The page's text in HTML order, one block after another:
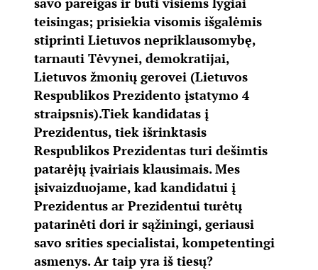
teisingas; prisiekia visomis išgalėmis
stiprinti Lietuvos nepriklausomybę,
tarnauti Tėvynei, demokratijai,
Lietuvos žmonių gerovei (Lietuvos
Respublikos Prezidento įstatymo 4
straipsnis).Tiek kandidatas į
Prezidentus, tiek išrinktasis
Respublikos Prezidentas turi dešimtis
patarėjų įvairiais klausimais. Mes
įsivaizduojame, kad kandidatui į
Prezidentus ar Prezidentui turėtų
patarinėti dori ir sąžiningi, geriausi
savo srities specialistai, kompetentingi
asmenys. Ar taip yra iš tiesų?